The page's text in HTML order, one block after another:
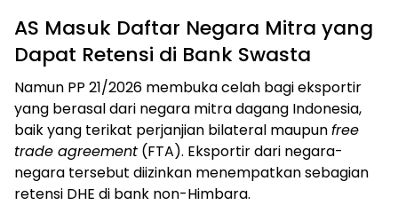
AS Masuk Daftar Negara Mitra yang
Dapat Retensi di Bank Swasta
Namun PP 21/2026 membuka celah bagi eksportir
yang berasal dari negara mitra dagang Indonesia,
baik yang terikat perjanjian bilateral maupunfree
trade agreement (FTA). Eksportir dari negara-
negara tersebut diizinkan menempatkan sebagian
retensi DHE di bank non-Himbara.